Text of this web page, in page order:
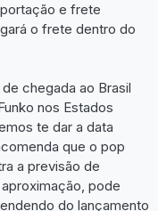
e frete
o frete dentro do
de chegada ao Brasil
nos Estados
te dar a data
que o pop
a previsão de
pode
do lançamento